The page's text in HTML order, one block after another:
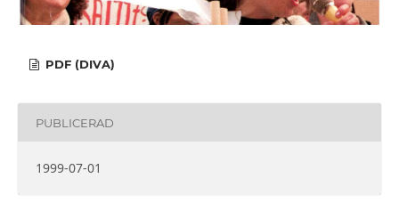
PDF (DIVA)
PUBLICERAD
1999-07-01